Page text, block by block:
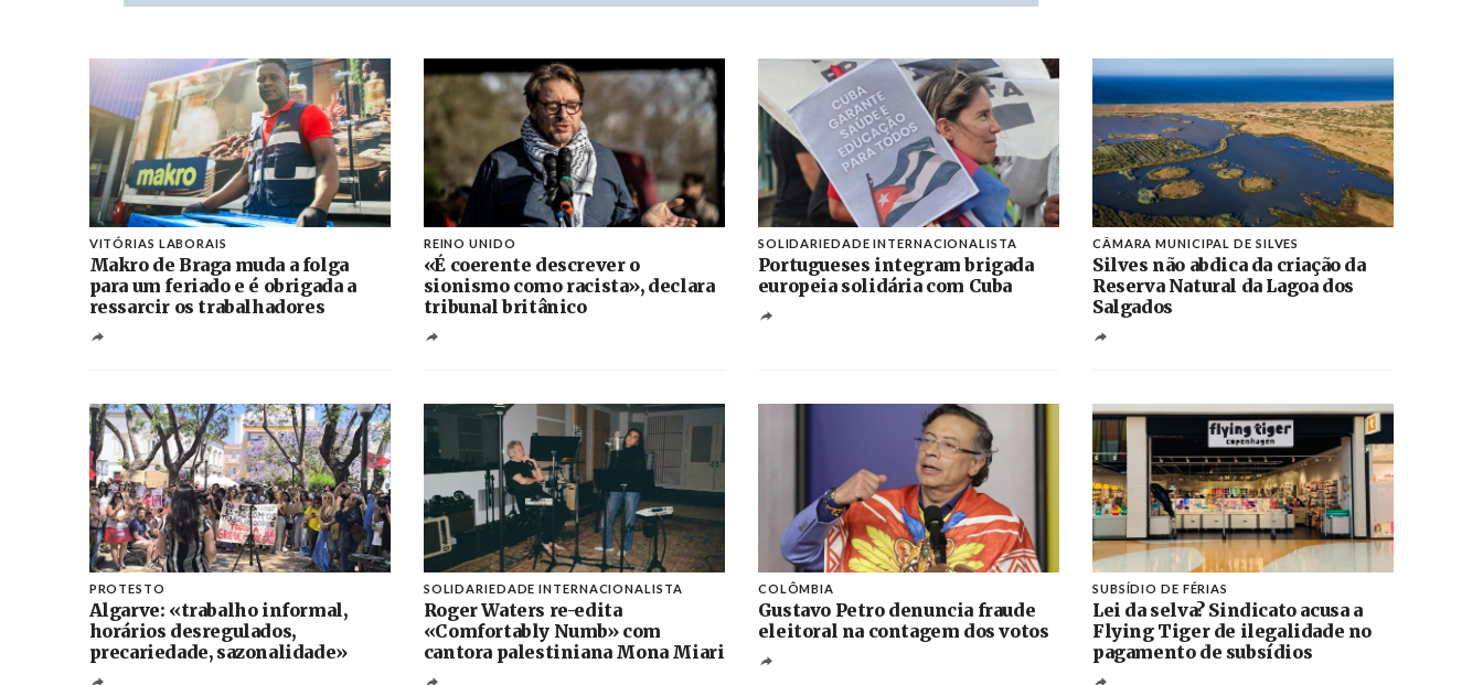
VITÓRIAS LABORAIS
Makro de Braga muda a folga
para um feriado e é obrigada a
ressarcir os trabalhadores
REINO UNIDO
«É coerente descrever o
sionismo como racista», declara
tribunal britânico
SOLIDARIEDADE INTERNACIONALISTA
Portugueses integram brigada
europeia solidária com Cuba
CÂMARA MUNICIPAL DE SILVES
Silves não abdica da criação da
Reserva Natural da Lagoa dos
Salgados
PROTESTO
Algarve: «trabalho informal,
horários desregulados,
precariedade, sazonalidade»
SOLIDARIEDADE INTERNACIONALISTA
Roger Waters re-edita
«Comfortably Numb» com
cantora palestiniana Mona Miari
COLÔMBIA
Gustavo Petro denuncia fraude
eleitoral na contagem dos votos
SUBSÍDIO DE FÉRIAS
Lei da selva? Sindicato acusa a
Flying Tiger de ilegalidade no
pagamento de subsídios